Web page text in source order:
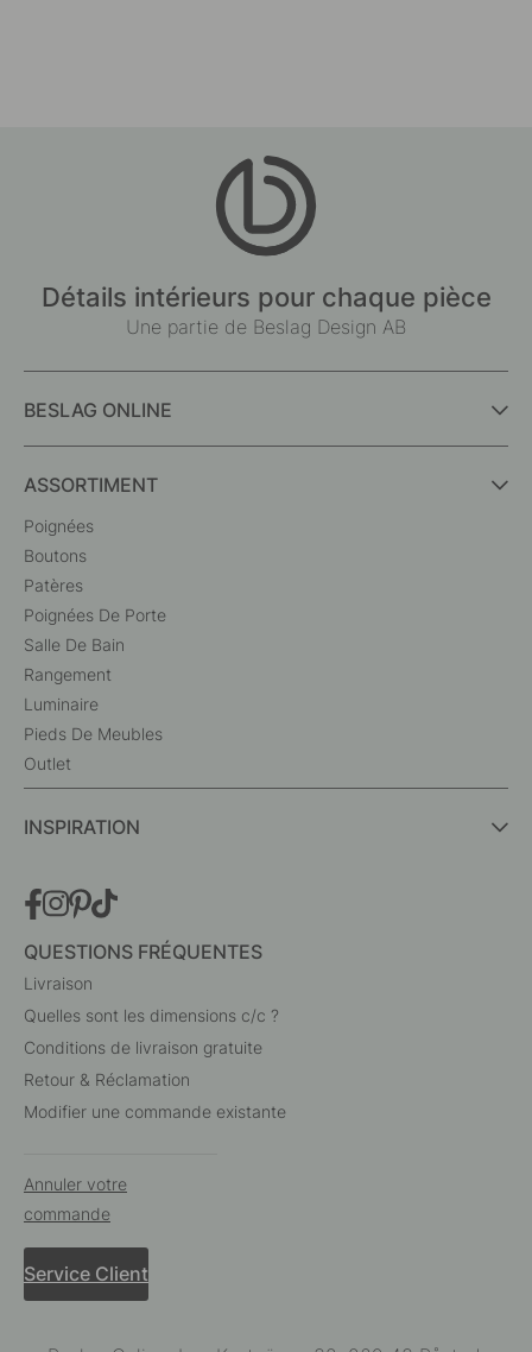
Détails intérieurs pour chaque pièce
Une partie de Beslag Design AB
BESLAG ONLINE
ASSORTIMENT
Poignées
Boutons
Patères
Poignées De Porte
Salle De Bain
Rangement
Luminaire
Pieds De Meubles
Outlet
INSPIRATION
QUESTIONS FRÉQUENTES
Livraison
Quelles sont les dimensions c/c ?
Conditions de livraison gratuite
Retour & Réclamation
Modifier une commande existante
Annuler votre
commande
Service Client